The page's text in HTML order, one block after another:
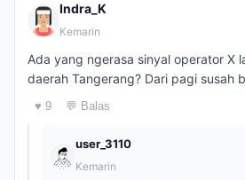
Indra_K
Kemarin
Ada yang ngerasa sinyal operator X
daerah Tangerang? Dari pagi susah
♥ 9 💬 Balas
user_3110
Kemarin